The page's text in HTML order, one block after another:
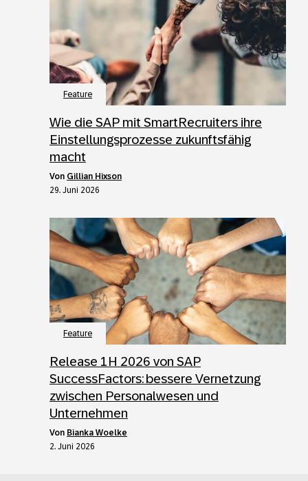
Feature
Wie die SAP mit SmartRecruiters ihre
Einstellungsprozesse zukunftsfähig
macht
von Gillian Hixson
29. Juni 2026
Feature
Release 1H 2026 von SAP
SuccessFactors: bessere Vernetzung
zwischen Personalwesen und
Unternehmen
von Bianka Woelke
2. Juni 2026